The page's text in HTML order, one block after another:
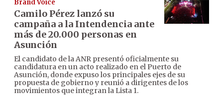
Brand Voice
Camilo Pérez lanzó su
campaña a la Intendencia ante
más de 20.000 personas en
Asunción
El candidato de la ANR presentó oficialmente su
candidatura en un acto realizado en el Puerto de
Asunción, donde expuso los principales ejes de su
propuesta de gobierno y reunió a dirigentes de los
movimientos que integran la Lista 1.